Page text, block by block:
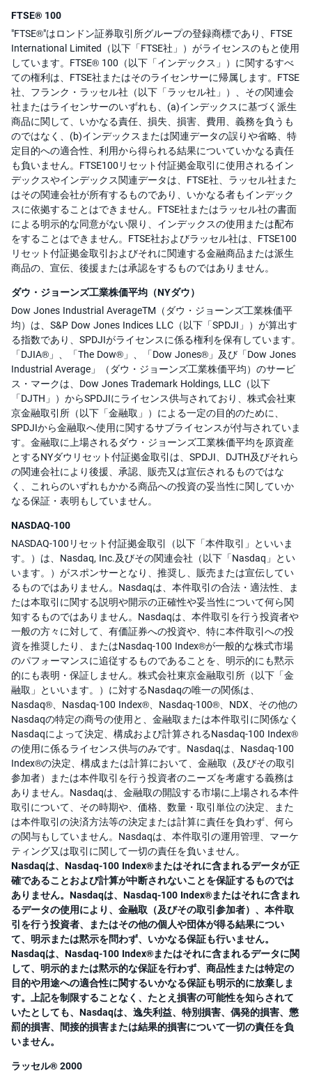
FTSE® 100
"FTSE®"はロンドン証券取引所グループの登録商標であり、FTSE
International Limited（以下「FTSE社」）がライセンスのもと使用
しています。FTSE® 100（以下「インデックス」）に関するすべ
ての権利は、FTSE社またはそのライセンサーに帰属します。FTSE
社、フランク・ラッセル社（以下「ラッセル社」）、その関連会
社またはライセンサーのいずれも、(a)インデックスに基づく派生
商品に関して、いかなる責任、損失、損害、費用、義務を負うも
のではなく、(b)インデックスまたは関連データの誤りや省略、特
定目的への適合性、利用から得られる結果についていかなる責任
も負いません。FTSE100リセット付証拠金取引に使用されるイン
デックスやインデックス関連データは、FTSE社、ラッセル社また
はその関連会社が所有するものであり、いかなる者もインデック
スに依拠することはできません。FTSE社またはラッセル社の書面
による明示的な同意がない限り、インデックスの使用または配布
をすることはできません。FTSE社およびラッセル社は、FTSE100
リセット付証拠金取引およびそれに関連する金融商品または派生
商品の、宣伝、後援または承認をするものではありません。
ダウ・ジョーンズ工業株価平均（NYダウ）
Dow Jones Industrial AverageTM（ダウ・ジョーンズ工業株価平
均）は、S&P Dow Jones Indices LLC（以下「SPDJI」）が算出す
る指数であり、SPDJIがライセンスに係る権利を保有しています。
「DJIA®」、「The Dow®」、「Dow Jones®」及び「Dow Jones
Industrial Average」（ダウ・ジョーンズ工業株価平均）のサービ
ス・マークは、Dow Jones Trademark Holdings, LLC（以下
「DJTH」）からSPDJIにライセンス供与されており、株式会社東
京金融取引所（以下「金融取」）による一定の目的のために、
SPDJIから金融取へ使用に関するサブライセンスが付与されていま
す。金融取に上場されるダウ・ジョーンズ工業株価平均を原資産
とするNYダウリセット付証拠金取引は、SPDJI、DJTH及びそれら
の関連会社により後援、承認、販売又は宣伝されるものではな
く、これらのいずれもかかる商品への投資の妥当性に関していか
なる保証・表明もしていません。
NASDAQ-100
NASDAQ-100リセット付証拠金取引（以下「本件取引」といいま
す。）は、Nasdaq, Inc.及びその関連会社（以下「Nasdaq」とい
います。）がスポンサーとなり、推奨し、販売または宣伝してい
るものではありません。Nasdaqは、本件取引の合法・適法性、ま
たは本取引に関する説明や開示の正確性や妥当性について何ら関
知するものではありません。Nasdaqは、本件取引を行う投資者や
一般の方々に対して、有価証券への投資や、特に本件取引への投
資を推奨したり、またはNasdaq-100 Index®が一般的な株式市場
のパフォーマンスに追従するものであることを、明示的にも黙示
的にも表明・保証しません。株式会社東京金融取引所（以下「金
融取」といいます。）に対するNasdaqの唯一の関係は、
Nasdaq®、Nasdaq-100 Index®、Nasdaq-100®、NDX、その他の
Nasdaqの特定の商号の使用と、金融取または本件取引に関係なく
Nasdaqによって決定、構成および計算されるNasdaq-100 Index®
の使用に係るライセンス供与のみです。Nasdaqは、Nasdaq-100
Index®の決定、構成または計算において、金融取（及びその取引
参加者）または本件取引を行う投資者のニーズを考慮する義務は
ありません。Nasdaqは、金融取の開設する市場に上場される本件
取引について、その時期や、価格、数量・取引単位の決定、また
は本件取引の決済方法等の決定または計算に責任を負わず、何ら
の関与もしていません。Nasdaqは、本件取引の運用管理、マーケ
ティング又は取引に関して一切の責任を負いません。
Nasdaqは、Nasdaq-100 Index®またはそれに含まれるデータが正
確であることおよび計算が中断されないことを保証するものでは
ありません。Nasdaqは、Nasdaq-100 Index®またはそれに含まれ
るデータの使用により、金融取（及びその取引参加者）、本件取
引を行う投資者、またはその他の個人や団体が得る結果につい
て、明示または黙示を問わず、いかなる保証も行いません。
Nasdaqは、Nasdaq-100 Index®またはそれに含まれるデータに関
して、明示的または黙示的な保証を行わず、商品性または特定の
目的や用途への適合性に関するいかなる保証も明示的に放棄しま
す。上記を制限することなく、たとえ損害の可能性を知らされて
いたとしても、Nasdaqは、逸失利益、特別損害、偶発的損害、懲
罰的損害、間接的損害または結果的損害について一切の責任を負
いません。
ラッセル® 2000